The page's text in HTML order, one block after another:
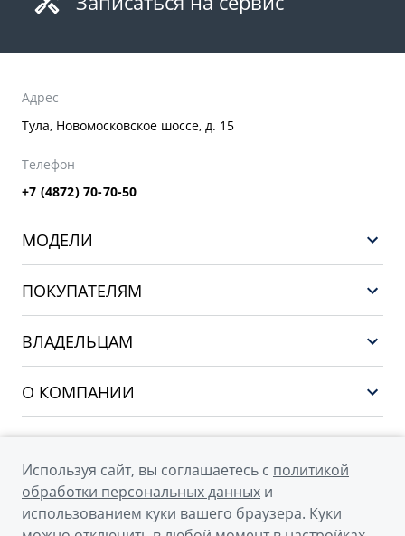
Адрес
Тула, Новомосковское шоссе, д. 15
Телефон
+7 (4872) 70-70-50
МОДЕЛИ
EX5
PREFACE
CITYRAY
ATLAS
OKAVANGO
MONJARO
ПОКУПАТЕЛЯМ
ВЛАДЕЛЬЦАМ
О КОМПАНИИ
Новости
Наша команда
Мы в соцсетях
Используя сайт, вы соглашаетесь с политикой
обработки персональных данных и
использованием куки вашего браузера. Куки